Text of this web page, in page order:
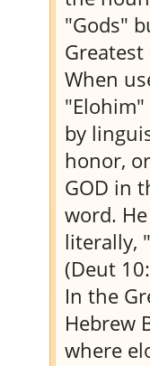
"Gods"
When
by
honor,
GOD in
word.
literally,
(Deut
In the
Hebrew
where